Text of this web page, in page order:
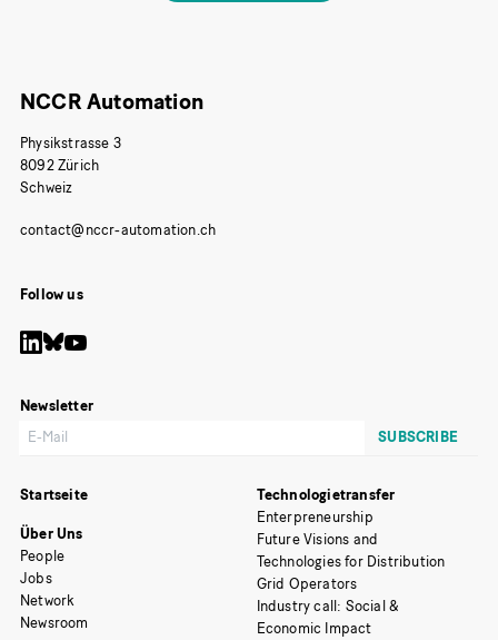
NCCR Automation
Physikstrasse 3
8092 Zürich
Schweiz
Follow us
Newsletter
Startseite
Über Uns
People
Jobs
Network
Newsroom
Technologietransfer
Enterpreneurship
Future Visions and
Technologies for Distribution
Grid Operators
Industry call: Social &
Economic Impact